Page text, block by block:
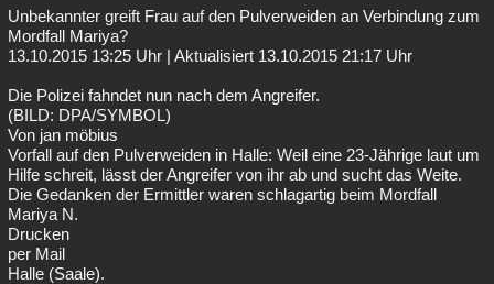
Unbekannter greift Frau auf den Pulverweiden an Verbindung zum
Mordfall Mariya?
13.10.2015 13:25 Uhr | Aktualisiert 13.10.2015 21:17 Uhr
Die Polizei fahndet nun nach dem Angreifer.
(BILD: DPA/SYMBOL)
Von jan möbius
Vorfall auf den Pulverweiden in Halle: Weil eine 23-Jährige laut um
Hilfe schreit, lässt der Angreifer von ihr ab und sucht das Weite.
Die Gedanken der Ermittler waren schlagartig beim Mordfall
Mariya N.
Drucken
per Mail
Halle (Saale).